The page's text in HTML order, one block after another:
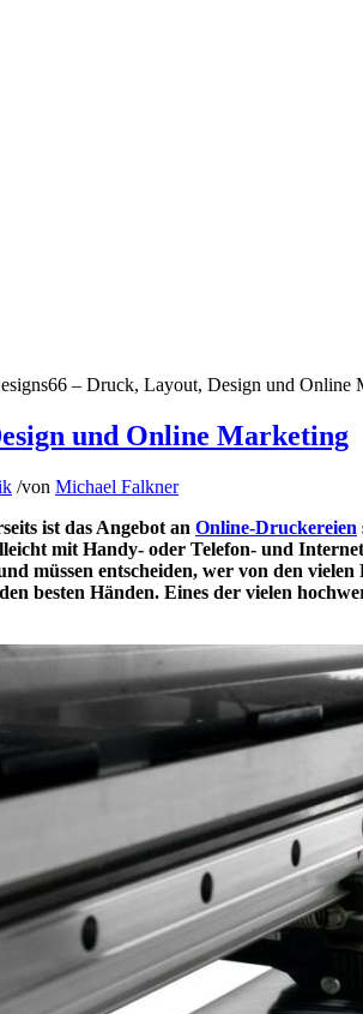
– Druck, Layout, Design und Online
und Online Marketing
/von Michael Falkner
ist das Angebot an Online-Druckereien
mit Handy- oder Telefon- und
müssen entscheiden, wer von den
besten Händen. Eines der vielen